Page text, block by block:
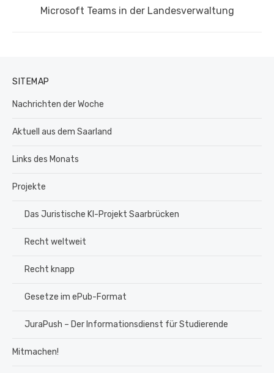
Beitrag:Microsoft Teams in der Landesverwaltung
SITEMAP
Nachrichten der Woche
Aktuell aus dem Saarland
Links des Monats
Projekte
Das Juristische KI-Projekt Saarbrücken
Recht weltweit
Recht knapp
Gesetze im ePub-Format
JuraPush – Der Informationsdienst für Studierende
Mitmachen!